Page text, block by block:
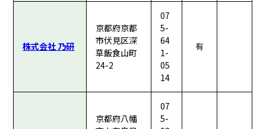
株式会社 乃研
京都府京都
市伏見区深
草飯食山町
24-2
07
5-
64
1-
05
14
有
京都府八幡
07
5-